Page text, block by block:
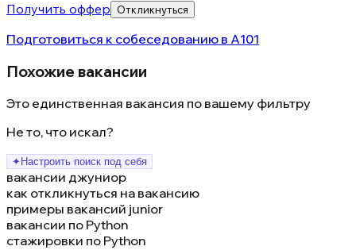
Получить оффер
Откликнуться
Подготовиться к собеседованию в А101
Похожие вакансии
Это единственная вакансия по вашему фильтру
Не то, что искал?
✦ Настроить поиск под себя
вакансии джуниор
как откликнуться на вакансию
примеры вакансий junior
вакансии по Python
стажировки по Python